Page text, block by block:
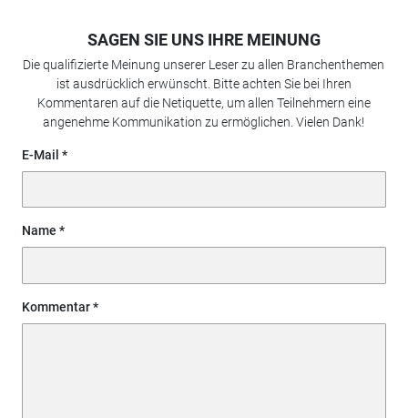
SAGEN SIE UNS IHRE MEINUNG
Die qualifizierte Meinung unserer Leser zu allen Branchenthemen
ist ausdrücklich erwünscht. Bitte achten Sie bei Ihren
Kommentaren auf die Netiquette, um allen Teilnehmern eine
angenehme Kommunikation zu ermöglichen. Vielen Dank!
E-Mail
Name
Kommentar